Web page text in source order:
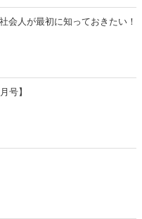
会人が最初に知っておきたい！
号】